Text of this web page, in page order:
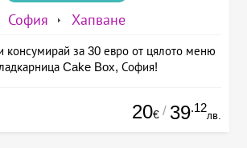
София Хапване
консумирай за 30 евро от цялото меню
Cake Box, София!
20€ / 39.12
лв.